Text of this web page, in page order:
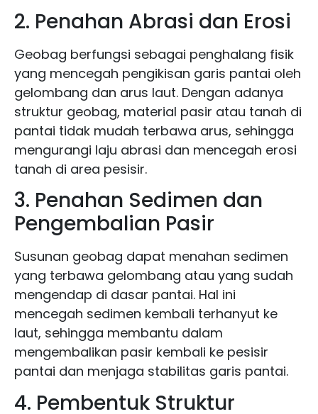
2. Penahan Abrasi dan Erosi
Geobag berfungsi sebagai penghalang fisik
yang mencegah pengikisan garis pantai oleh
gelombang dan arus laut. Dengan adanya
struktur geobag, material pasir atau tanah di
pantai tidak mudah terbawa arus, sehingga
mengurangi laju abrasi dan mencegah erosi
tanah di area pesisir.
3. Penahan Sedimen dan
Pengembalian Pasir
Susunan geobag dapat menahan sedimen
yang terbawa gelombang atau yang sudah
mengendap di dasar pantai. Hal ini
mencegah sedimen kembali terhanyut ke
laut, sehingga membantu dalam
mengembalikan pasir kembali ke pesisir
pantai dan menjaga stabilitas garis pantai.
4. Pembentuk Struktur